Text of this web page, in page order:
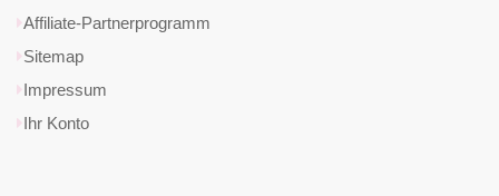
Affiliate-Partnerprogramm
Sitemap
Impressum
Ihr Konto